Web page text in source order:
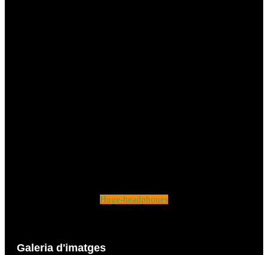
Huge-headphones
Galeria d'imatges